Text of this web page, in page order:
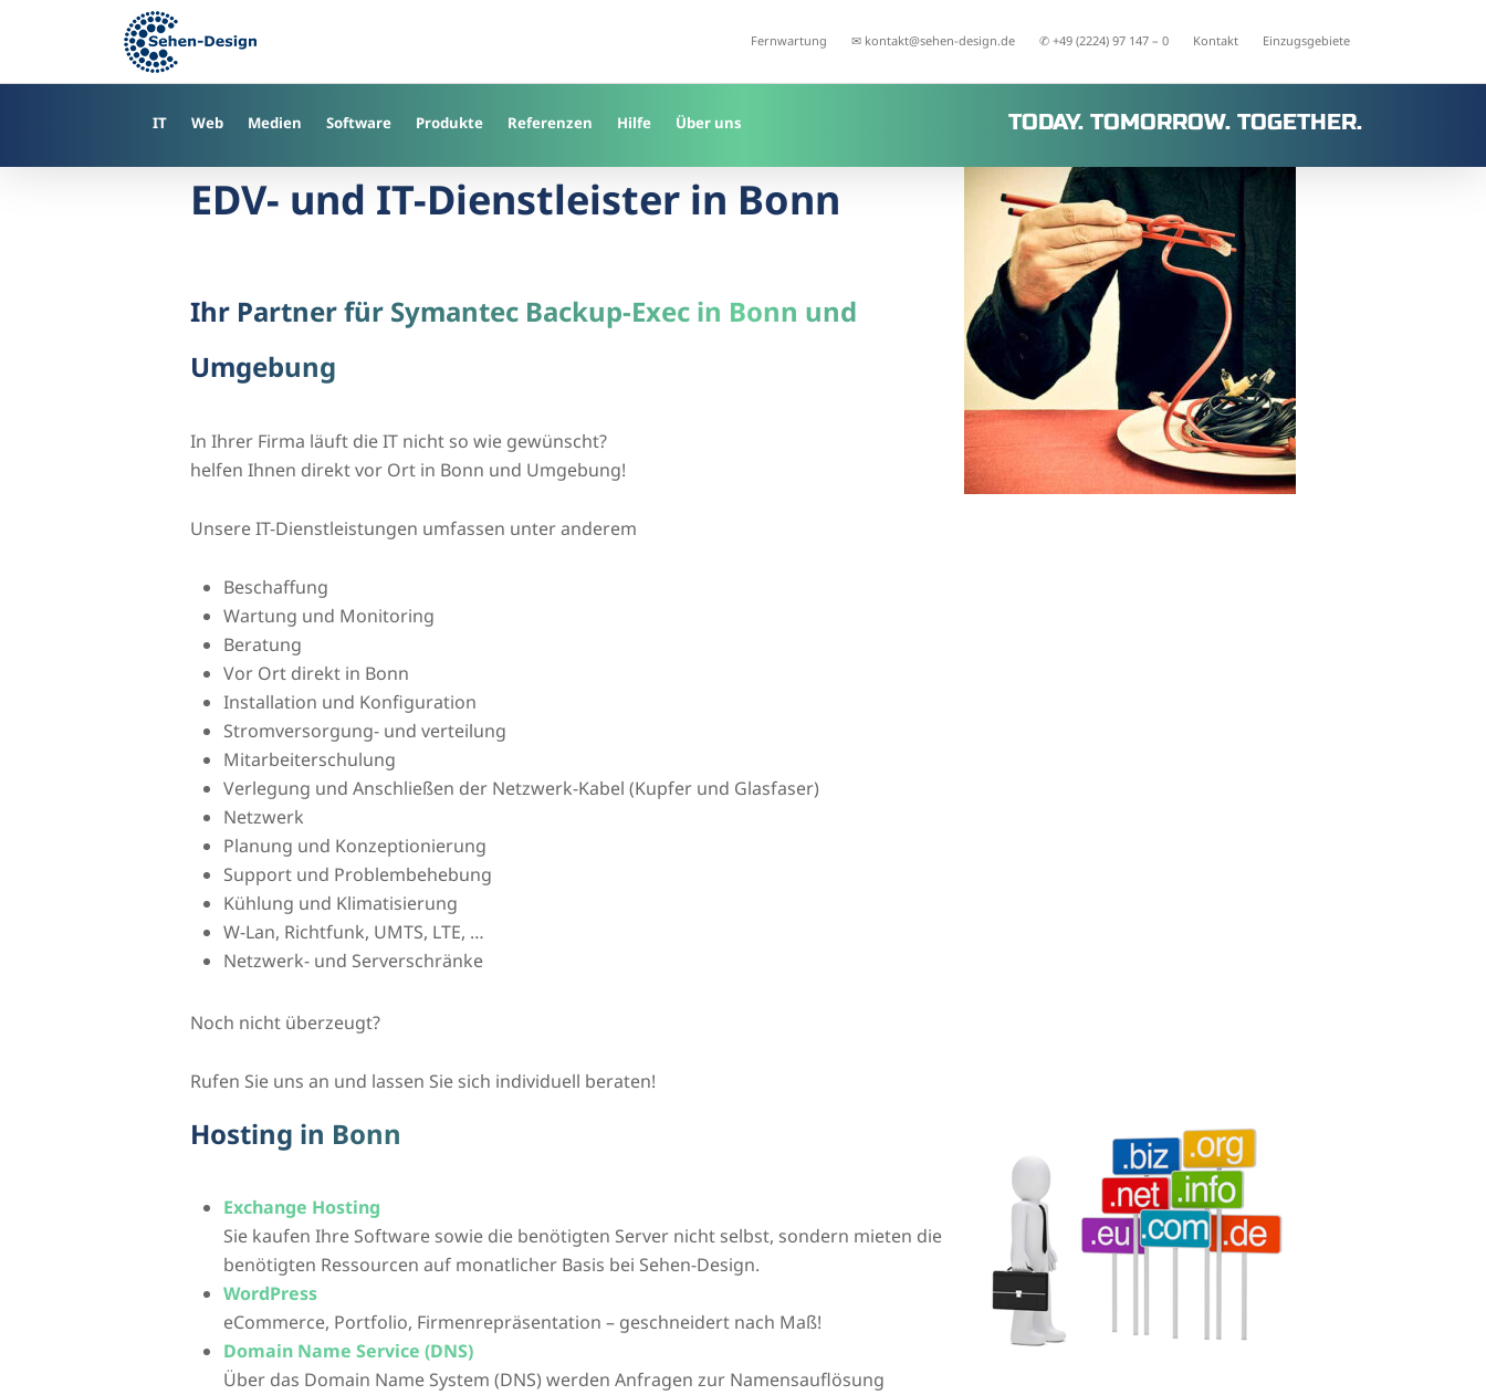
Fernwartung ✉ kontakt@sehen-design.de ✆ +49 (2224) 97 147 – 0 Kontakt Einzugsgebiete
IT Web Medien Software Produkte Referenzen Hilfe Über uns TODAY. TOMORROW. TOGETHER.
EDV- und IT-Dienstleister in Bonn
Ihr Partner für Symantec Backup-Exec in Bonn und
Umgebung
In Ihrer Firma läuft die IT nicht so wie gewünscht?
helfen Ihnen direkt vor Ort in Bonn und Umgebung!
Unsere IT-Dienstleistungen umfassen unter anderem
Beschaffung
Wartung und Monitoring
Beratung
Vor Ort direkt in Bonn
Installation und Konfiguration
Stromversorgung- und verteilung
Mitarbeiterschulung
Verlegung und Anschließen der Netzwerk-Kabel (Kupfer und Glasfaser)
Netzwerk
Planung und Konzeptionierung
Support und Problembehebung
Kühlung und Klimatisierung
W-Lan, Richtfunk, UMTS, LTE, …
Netzwerk- und Serverschränke
Noch nicht überzeugt?
Rufen Sie uns an und lassen Sie sich individuell beraten!
Hosting in Bonn
Exchange Hosting
Sie kaufen Ihre Software sowie die benötigten Server nicht selbst, sondern mieten die
benötigten Ressourcen auf monatlicher Basis bei Sehen-Design.
WordPress
eCommerce, Portfolio, Firmenrepräsentation – geschneidert nach Maß!
Domain Name Service (DNS)
Über das Domain Name System (DNS) werden Anfragen zur Namensauflösung